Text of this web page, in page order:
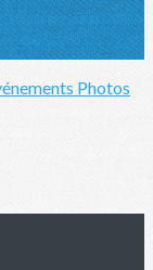
Photos